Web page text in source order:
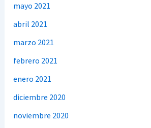
mayo 2021
abril 2021
marzo 2021
febrero 2021
enero 2021
diciembre 2020
noviembre 2020